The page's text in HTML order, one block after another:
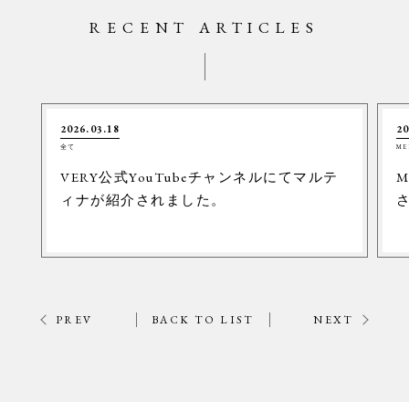
RECENT ARTICLES
2026.03.18
全て
VERY公式YouTubeチャンネルにてマルテ
ィナが紹介されました。
PREV BACK TO LIST NEXT